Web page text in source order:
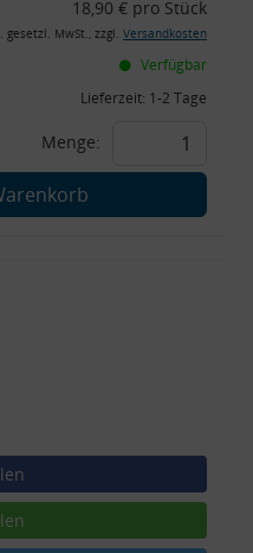
18,90 € pro Stück
gesetzl. MwSt., zzgl. Versandkosten
Verfügbar
Lieferzeit: 1-2 Tage
Menge: